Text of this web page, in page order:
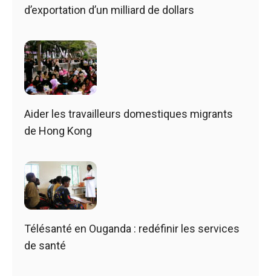
d’exportation d’un milliard de dollars
Aider les travailleurs domestiques migrants
de Hong Kong
Télésanté en Ouganda : redéfinir les services
de santé